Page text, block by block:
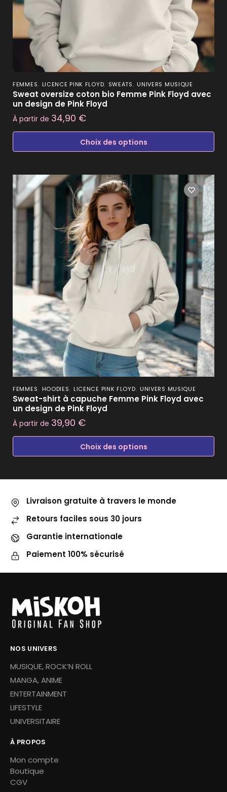
FEMMES, LICENCE PINK FLOYD, SWEATS, UNIVERS MUSIQUE
Sweat oversize coton bio Femme Pink Floyd avec
un design de Pink Floyd
À partir de 34,90 €
Choix des options
FEMMES, HOODIES, LICENCE PINK FLOYD, UNIVERS MUSIQUE
Sweat-shirt à capuche Femme Pink Floyd avec
un design de Pink Floyd
À partir de 39,90 €
Choix des options
Livraison gratuite à travers le monde
Retours faciles sous 30 jours
Garantie internationale
Paiement 100% sécurisé
NOS UNIVERS
MUSIQUE, ROCK’N ROLL
MANGA, ANIME
ENTERTAINMENT
LIFESTYLE
UNIVERSITAIRE
À PROPOS
Mon compte
Boutique
CGV